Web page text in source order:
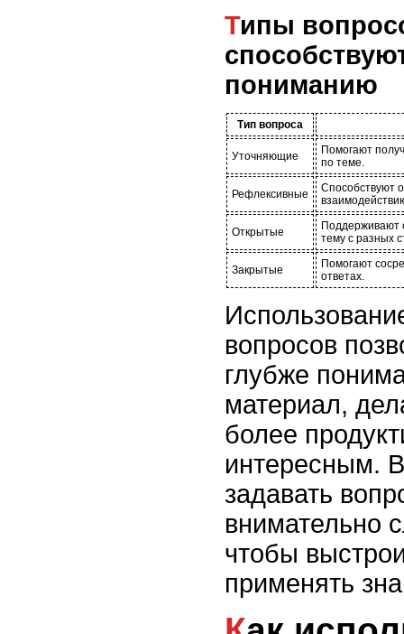
Типы вопросов, которые
пониманию
Тип вопроса
Уточняющие
Помогают
по теме.
Рефлексивные
Способствуют
Открытые
Поддерживают
тему с разных
Закрытые
Помогают
ответах.
вопросов
глубже
материал,
более
интересным.
задавать
внимательно
чтобы
применять